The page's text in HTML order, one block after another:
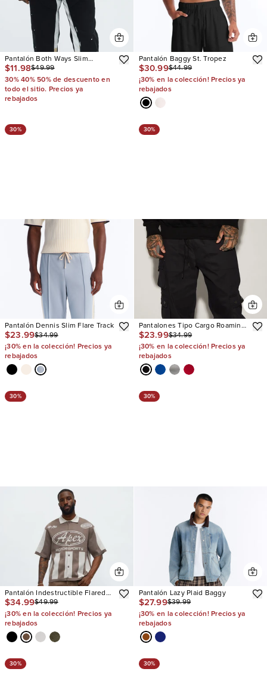
Pantalón Both Ways Slim
Stacked Flared
$11.98$49.99
30% 40% 50% de descuento en
todo el sitio. Precios ya
rebajados
Pantalón Baggy St. Tropez
$30.99$44.99
¡30% en la colección! Precios ya
rebajados
30%
Pantalón Dennis Slim Flare Track
$23.99$34.99
¡30% en la colección! Precios ya
rebajados
30%
Pantalones Tipo Cargo Roaming
Twill
$23.99$34.99
¡30% en la colección! Precios ya
rebajados
30%
Pantalón Indestructible Flared
Carpenter
$34.99$49.99
¡30% en la colección! Precios ya
rebajados
30%
Pantalón Lazy Plaid Baggy
$27.99$39.99
¡30% en la colección! Precios ya
rebajados
30% 30%